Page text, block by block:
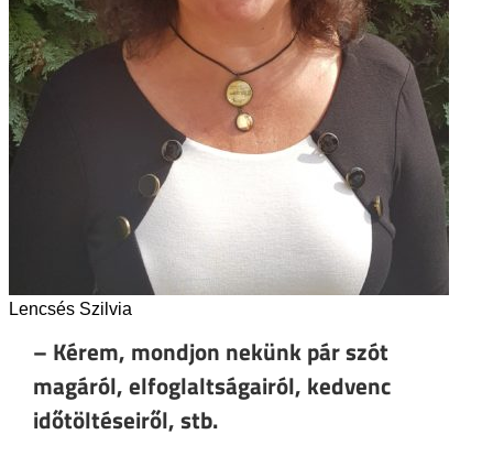
Lencsés Szilvia
– Kérem, mondjon nekünk pár szót
magáról, elfoglaltságairól, kedvenc
időtöltéseiről, stb.